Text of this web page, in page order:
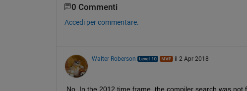
0 Commenti
Accedi per commentare.
Walter Roberson il 2 Apr 2018
No. In the 2012 time frame, the compiler search was not